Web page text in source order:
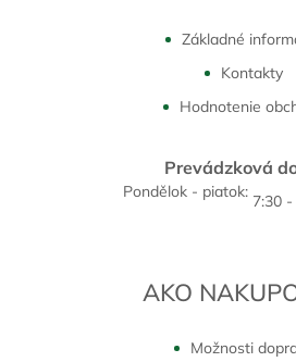
Základné
Kontakty
Hodnotenie
Prevádzková
Pondělok - piatok: 7:30
AKO
Možnosti